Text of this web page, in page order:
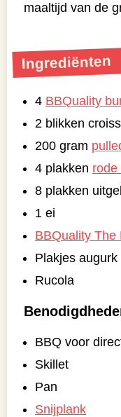
maaltijd van de
Ingrediënten
4 BBQuality
2 blikken
200 gram
4 plakken rode
8 plakken
1 ei
BBQuality The
Plakjes augurk
Rucola
BBQ voor
Skillet
Pan
Snijplank